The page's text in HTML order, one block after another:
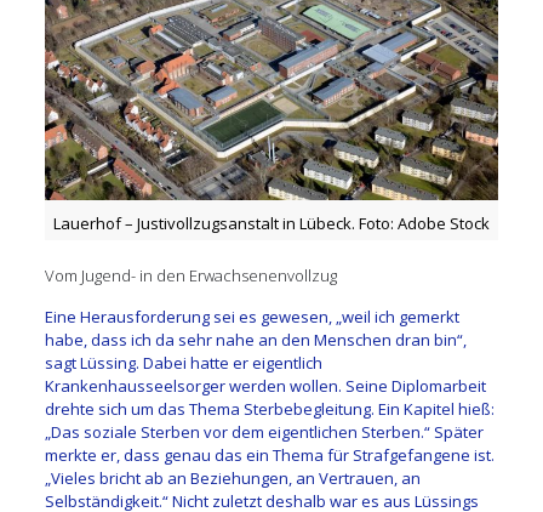
Lauerhof – Justivollzugsanstalt in Lübeck. Foto: Adobe Stock
Vom Jugend- in den Erwachsenenvollzug
Eine Herausforderung sei es gewesen, „weil ich gemerkt
habe, dass ich da sehr nahe an den Menschen dran bin“,
sagt Lüssing. Dabei hatte er eigentlich
Krankenhausseelsorger werden wollen. Seine Diplomarbeit
drehte sich um das Thema Sterbebegleitung. Ein Kapitel hieß:
„Das soziale Sterben vor dem eigentlichen Sterben.“ Später
merkte er, dass genau das ein Thema für Strafgefangene ist.
„Vieles bricht ab an Beziehungen, an Vertrauen, an
Selbständigkeit.“ Nicht zuletzt deshalb war es aus Lüssings